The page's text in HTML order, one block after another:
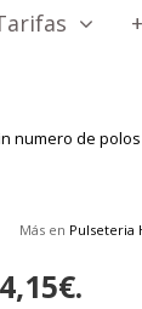
+
numero de polos
Más en Pulseteria